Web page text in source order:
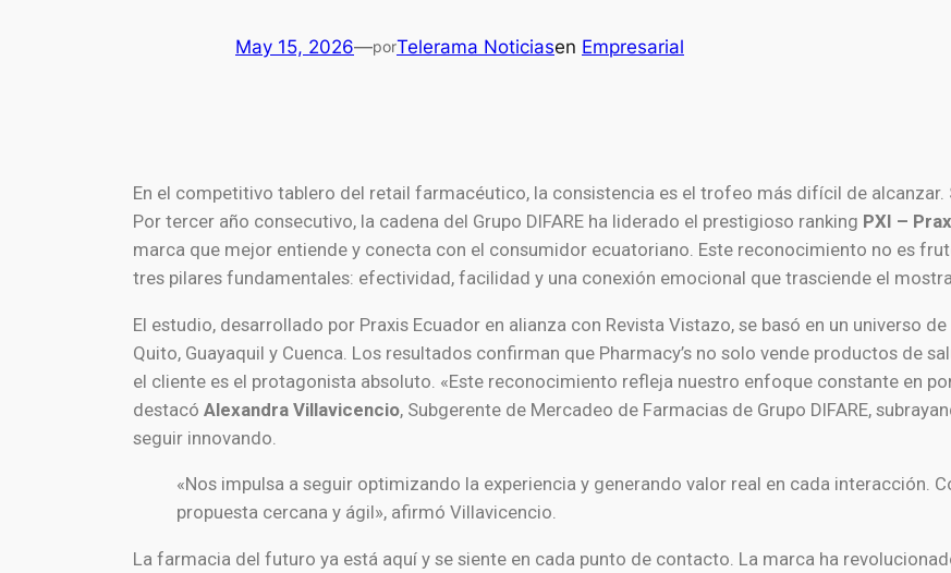
May 15, 2026—porTelerama Noticiasen Empresarial
En el competitivo tablero del retail farmacéutico, la consistencia es el trofeo más difícil de alcanzar.
Por tercer año consecutivo, la cadena del Grupo DIFARE ha liderado el prestigioso ranking PXI –
marca que mejor entiende y conecta con el consumidor ecuatoriano. Este reconocimiento no es
tres pilares fundamentales: efectividad, facilidad y una conexión emocional que trasciende el
El estudio, desarrollado por Praxis Ecuador en alianza con Revista Vistazo, se basó en un universo
Quito, Guayaquil y Cuenca. Los resultados confirman que Pharmacy’s no solo vende productos de
el cliente es el protagonista absoluto. «Este reconocimiento refleja nuestro enfoque constante en
destacó Alexandra Villavicencio, Subgerente de Mercadeo de Farmacias de Grupo DIFARE,
seguir innovando.
«Nos impulsa a seguir optimizando la experiencia y generando valor real en cada interacción.
propuesta cercana y ágil», afirmó Villavicencio.
La farmacia del futuro ya está aquí y se siente en cada punto de contacto. La marca ha